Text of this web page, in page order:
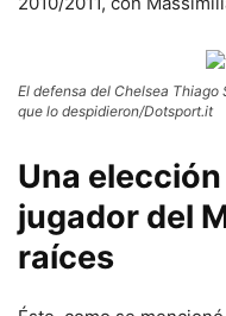
El defensa del Chelsea
que lo despidieron/Dotsport.it
Una
jugador del
raíces